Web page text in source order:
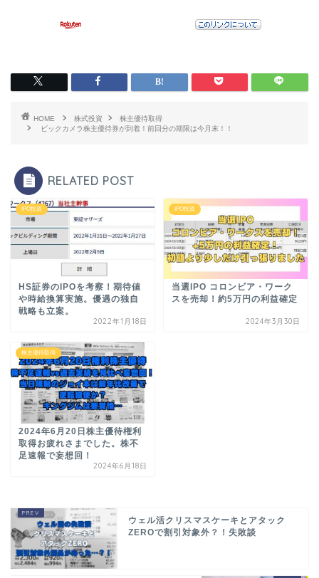
HOME 株式投資
株主優待取得
ビックカメラ株主優待券が到着！前回分の期限は今月末！！
RELATED POST
IPO投資
HS証券のIPOを考察！期待値
や時給換算実施。優遇の独自
戦略も立案。
2022年1月18日
IPO投資
当選IPO コロンビア・ワーク
スを売却！約5万円の利益確定
2024年3月30日
株主優待取得
2024年6月20日株主優待権利
取得お疲れさまでした。株不
足速報で妄想回！
2024年6月18日
ウェル活クリスマスケーキとアタック
ZEROで割引対象外？！失敗談